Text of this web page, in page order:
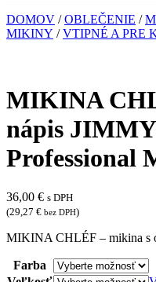
DOMOV /OBLEČENIE /
MIKINY /VTIPNÉ A PRE
MIKINA
nápis
Professional
36,00 € s DPH
(29,27 € bez DPH)
MIKINA CHLÉF – mikina s
Farba